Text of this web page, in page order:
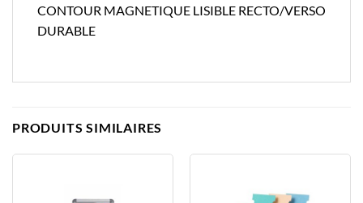
CONTOUR MAGNETIQUE LISIBLE RECTO/VERSO
DURABLE
PRODUITS SIMILAIRES